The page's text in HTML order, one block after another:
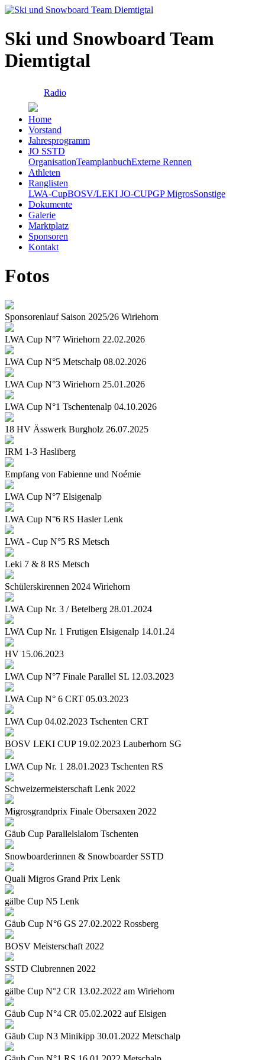
Ski und Snowboard Team
Diemtigtal
Radio
Home
Vorstand
Jahresprogramm
JO SSTD
OrganisationTeamplanbuchExterne Rennen
Athleten
Ranglisten
LWA-CupBOSV/LEKI JO-CUPGP MigrosSonstige
Dokumente
Galerie
Marktplatz
Sponsoren
Kontakt
Fotos
Sponsorenlauf Saison 2025/26 Wiriehorn
LWA Cup N°7 Wiriehorn 22.02.2026
LWA Cup N°5 Metschalp 08.02.2026
LWA Cup N°3 Wiriehorn 25.01.2026
LWA Cup N°1 Tschentenalp 04.10.2026
18 HV Ässwerk Burgholz 26.07.2025
IRM 1-3 Hasliberg
Empfang von Fabienne und Noémie
LWA Cup N°7 Elsigenalp
LWA Cup N°6 RS Hasler Lenk
LWA - Cup N°5 RS Metsch
Leki 7 & 8 RS Metsch
Schülerskirennen 2024 Wiriehorn
LWA Cup Nr. 3 / Betelberg 28.01.2024
LWA Cup Nr. 1 Frutigen Elsigenalp 14.01.24
HV 15.06.2023
LWA Cup N°7 Finale Parallel SL 12.03.2023
LWA Cup N° 6 CRT 05.03.2023
LWA Cup 04.02.2023 Tschenten CRT
BOSV LEKI CUP 19.02.2023 Lauberhorn SG
LWA Cup Nr. 1 28.01.2023 Tschenten RS
Schweizermeisterschaft Lenk 2022
Migrosgrandprix Finale Obersaxen 2022
Gäub Cup Parallelslalom Tschenten
Snowboarderinnen & Snowboarder SSTD
Quali Migros Grand Prix Lenk
gälbe Cup N5 Lenk
Gäub Cup N°6 GS 27.02.2022 Rossberg
BOSV Meisterschaft 2022
SSTD Clubrennen 2022
gälbe Cup N°2 CR 13.02.2022 am Wiriehorn
Gäub Cup N°4 CR 05.02.2022 auf Elsigen
Gäub Cup N3 Minikipp 30.01.2022 Metschalp